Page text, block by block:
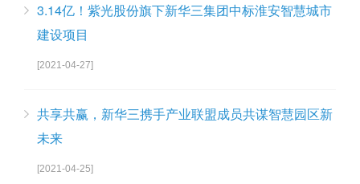
3.14亿！紫光股份旗下新华三集团中标淮安智慧城市
建设项目
[2021-04-27]
共享共赢，新华三携手产业联盟成员共谋智慧园区新
未来
[2021-04-25]